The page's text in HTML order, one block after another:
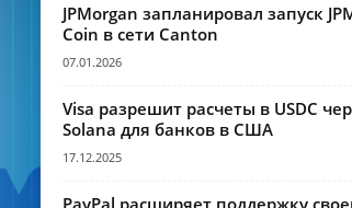
JPMorgan запланировал запуск
Coin в сети Canton
07.01.2026
Visa разрешит расчеты в USDC
Solana для банков в США
17.12.2025
PayPal расширяет поддержку